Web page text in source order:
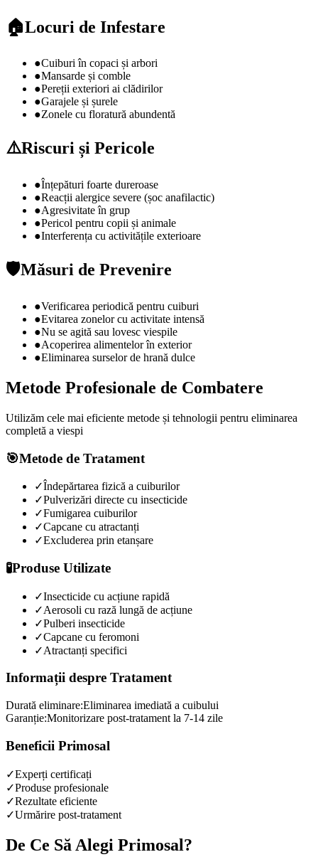
🏠Locuri de Infestare
●Cuiburi în copaci și arbori
●Mansarde și comble
●Pereții exteriori ai clădirilor
●Garajele și șurele
●Zonele cu floratură abundentă
⚠️Riscuri și Pericole
●Înțepături foarte dureroase
●Reacții alergice severe (șoc anafilactic)
●Agresivitate în grup
●Pericol pentru copii și animale
●Interferența cu activitățile exterioare
🛡️Măsuri de Prevenire
●Verificarea periodică pentru cuiburi
●Evitarea zonelor cu activitate intensă
●Nu se agită sau lovesc viespile
●Acoperirea alimentelor în exterior
●Eliminarea surselor de hrană dulce
Metode Profesionale de Combatere
Utilizăm cele mai eficiente metode și tehnologii pentru eliminarea
completă a viespi
🎯Metode de Tratament
✓Îndepărtarea fizică a cuiburilor
✓Pulverizări directe cu insecticide
✓Fumigarea cuiburilor
✓Capcane cu atractanți
✓Excluderea prin etanșare
🧪Produse Utilizate
✓Insecticide cu acțiune rapidă
✓Aerosoli cu rază lungă de acțiune
✓Pulberi insecticide
✓Capcane cu feromoni
✓Atractanți specifici
Informații despre Tratament
Durată eliminare:Eliminarea imediată a cuibului
Garanție:Monitorizare post-tratament la 7-14 zile
Beneficii Primosal
✓Experți certificați
✓Produse profesionale
✓Rezultate eficiente
✓Urmărire post-tratament
De Ce Să Alegi Primosal?